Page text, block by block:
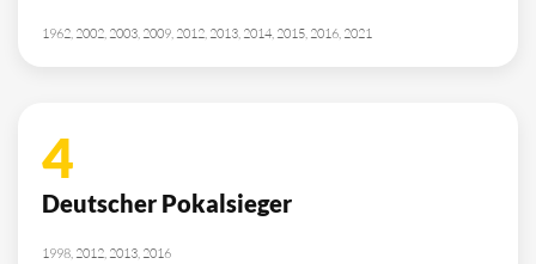
1962, 2002, 2003, 2009, 2012, 2013, 2014, 2015, 2016, 2021
4
Deutscher Pokalsieger
1998, 2012, 2013, 2016